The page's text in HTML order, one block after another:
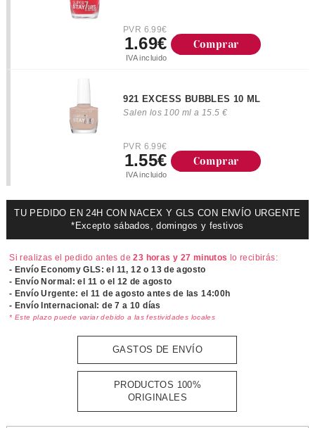
PVR 6.99€
1.69€
IVA incluido
Comprar
921 EXCESS BUBBLES 10 ML
Salen los 100 ml a 15.5 €
PVR 6.99€
1.55€
IVA incluido
Comprar
TU PEDIDO EN 24H CON NACEX Y GLS CON ENVÍO URGENTE
*Excepto sábados, domingos y festivos
Si realizas el pedido antes de23 horas y 27 minutos lo recibirás:
- Envío Economy GLS: el 11, 12 o 13 de agosto
- Envío Normal: el 11 o el 12 de agosto
- Envío Urgente: el11 de agosto antes de las 14:00h
- Envío Internacional: de 7 a 10 días
* Este plazo puede variar debido a las festividades locales
GASTOS DE ENVÍO
PRODUCTOS 100%
ORIGINALES